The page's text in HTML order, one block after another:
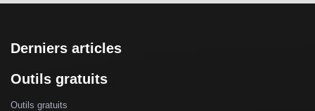
Derniers articles
Outils gratuits
Outils gratuits